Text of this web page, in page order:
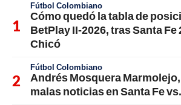
Fútbol Colombiano
Cómo quedó la tabla de
BetPlay II-2026, tras Santa Fe
Chicó
Fútbol Colombiano
Andrés Mosquera
malas noticias en Santa Fe